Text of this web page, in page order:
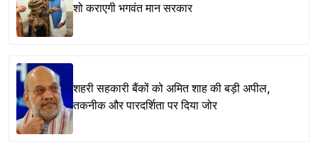
शो कराएगी भगवंत मान सरकार
शहरी सहकारी बैंकों को अमित शाह की बड़ी अपील,
तकनीक और पारदर्शिता पर दिया जोर